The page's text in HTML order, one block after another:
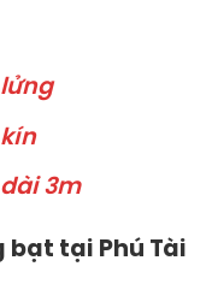
lửng
kín
dài 3m
bạt tại Phú Tài